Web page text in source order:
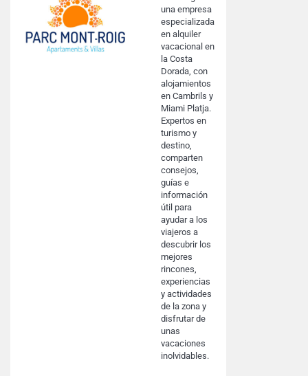
una empresa
especializada
en alquiler
vacacional en
la Costa
Dorada, con
alojamientos
en Cambrils y
Miami Platja.
Expertos en
turismo y
destino,
comparten
consejos,
guías e
información
útil para
ayudar a los
viajeros a
descubrir los
mejores
rincones,
experiencias
y actividades
de la zona y
disfrutar de
unas
vacaciones
inolvidables.